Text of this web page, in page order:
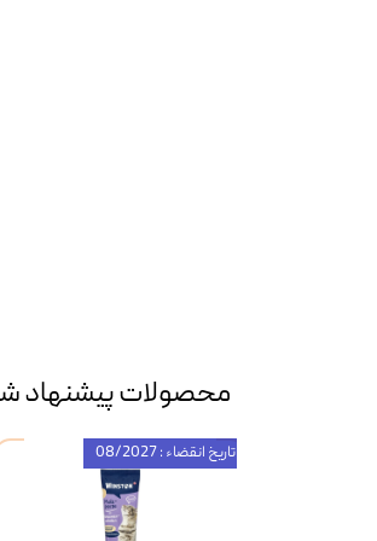
محصولات پیشنهاد
تاریخ انقضاء : 08/2027